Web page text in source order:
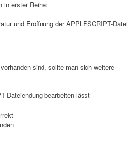
in erster Reihe:
und Eröffnung der APPLESCRIPT-Datei
sind, sollte man sich weitere
Dateiendung bearbeiten lässt